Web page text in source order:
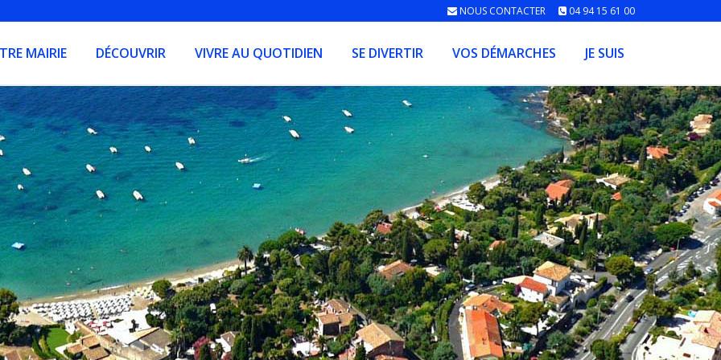
NOUS CONTACTER 04 94 15 61 00
MAIRIE DÉCOUVRIR VIVRE AU QUOTIDIEN SE DIVERTIR VOS DÉMARCHES JE SUIS